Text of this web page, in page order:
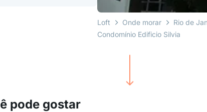
Loft Onde morar Rio de
Condomínio Edificio Silvia
pode gostar